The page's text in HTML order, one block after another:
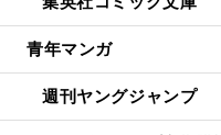
青年マンガ
週刊ヤングジャンプ